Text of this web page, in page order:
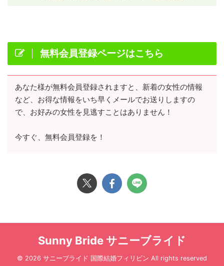
無料会員登録ページはこちら
あなた様が無料会員登録されますと、新着の女性の情報
など、お得な情報をいち早くメールでお送りしますの
で、お好みの女性を見逃すことはありません！
今すぐ、無料会員登録を！
Sunny Bride サニーブライド
© 2026 サニーブライド 国際結婚フィリピン All rights reserved